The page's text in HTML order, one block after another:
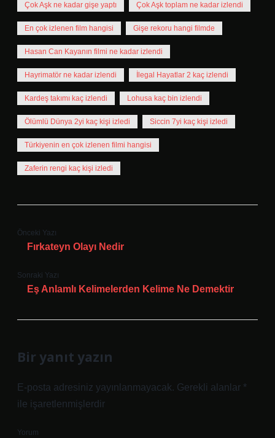
Çok Aşk ne kadar gişe yaptı Çok Aşk toplam ne kadar izlendi
En çok izlenen film hangisi Gişe rekoru hangi filmde
Hasan Can Kayanın filmi ne kadar izlendi
Hayrimatör ne kadar izlendi İlegal Hayatlar 2 kaç izlendi
Kardeş takımı kaç izlendi Lohusa kaç bin izlendi
Ölümlü Dünya 2yi kaç kişi izledi Siccin 7yi kaç kişi izledi
Türkiyenin en çok izlenen filmi hangisi
Zaferin rengi kaç kişi izledi
Önceki Yazı
Fırkateyn Olayı Nedir
Sonraki Yazı
Eş Anlamlı Kelimelerden Kelime Ne Demektir
Bir yanıt yazın
E-posta adresiniz yayınlanmayacak. Gerekli alanlar *
ile işaretlenmişlerdir
Yorum